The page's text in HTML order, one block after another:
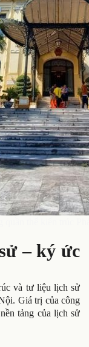
– ký ức
và tư liệu lịch sử
Giá trị của công
tảng của lịch sử